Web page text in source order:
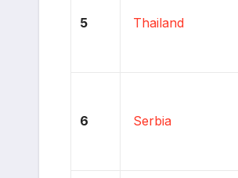
5 Thailand
6 Serbia